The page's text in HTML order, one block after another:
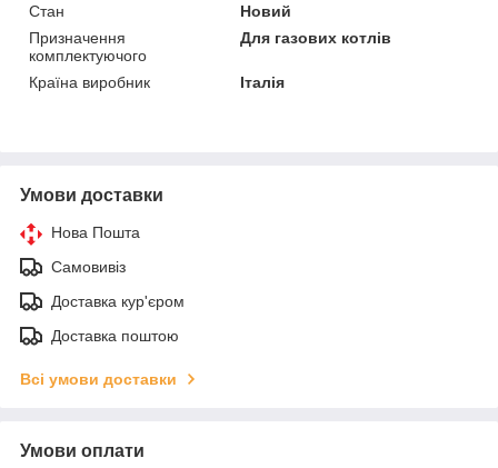
Стан
Новий
Призначення
комплектуючого
Для газових котлів
Країна виробник Італія
Умови доставки
Нова Пошта
Самовивіз
Доставка кур'єром
Доставка поштою
Всі умови доставки
Умови оплати